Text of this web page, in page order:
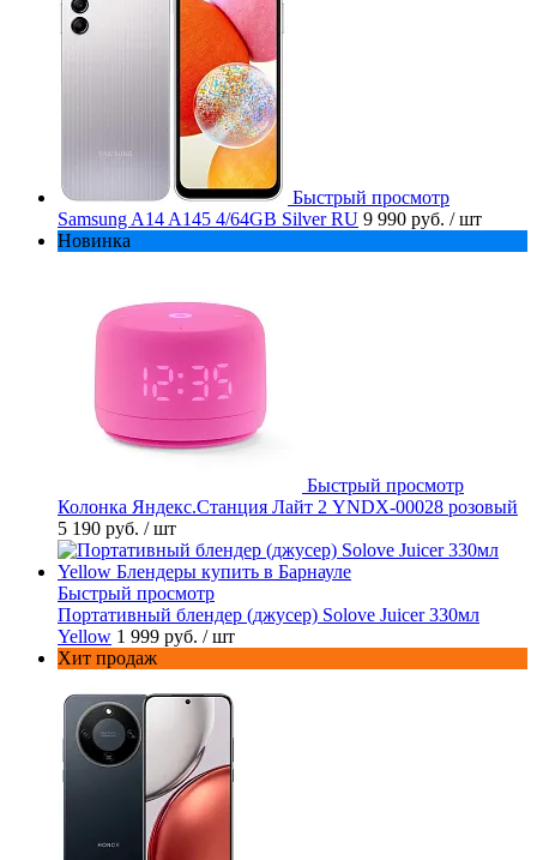
Быстрый просмотр
Samsung A14 A145 4/64GB Silver RU 9 990 руб. / шт
Новинка
Быстрый просмотр
Колонка Яндекс.Станция Лайт 2 YNDX-00028 розовый
5 190 руб. / шт
Быстрый просмотр
Портативный блендер (джусер) Solove Juicer 330мл
Yellow 1 999 руб. / шт
Хит продаж